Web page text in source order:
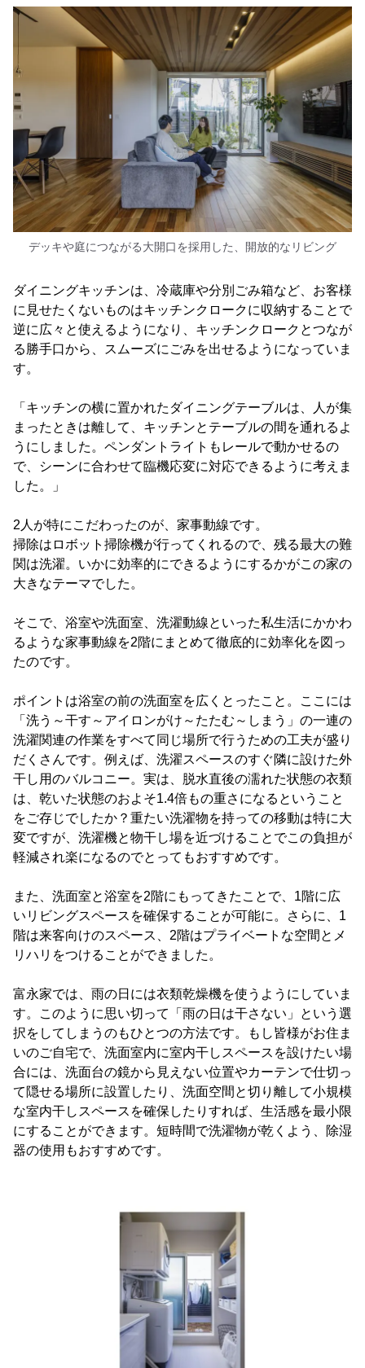
デッキや庭につながる大開口を採用した、開放的なリビング
ダイニングキッチンは、冷蔵庫や分別ごみ箱など、お客様
に見せたくないものはキッチンクロークに収納することで
逆に広々と使えるようになり、キッチンクロークとつなが
る勝手口から、スムーズにごみを出せるようになっていま
す。
「キッチンの横に置かれたダイニングテーブルは、人が集
まったときは離して、キッチンとテーブルの間を通れるよ
うにしました。ペンダントライトもレールで動かせるの
で、シーンに合わせて臨機応変に対応できるように考えま
した。」
2人が特にこだわったのが、家事動線です。
掃除はロボット掃除機が行ってくれるので、残る最大の難
関は洗濯。いかに効率的にできるようにするかがこの家の
大きなテーマでした。
そこで、浴室や洗面室、洗濯動線といった私生活にかかわ
るような家事動線を2階にまとめて徹底的に効率化を図っ
たのです。
ポイントは浴室の前の洗面室を広くとったこと。ここには
「洗う～干す～アイロンがけ～たたむ～しまう」の一連の
洗濯関連の作業をすべて同じ場所で行うための工夫が盛り
だくさんです。例えば、洗濯スペースのすぐ隣に設けた外
干し用のバルコニー。実は、脱水直後の濡れた状態の衣類
は、乾いた状態のおよそ1.4倍もの重さになるということ
をご存じでしたか？重たい洗濯物を持っての移動は特に大
変ですが、洗濯機と物干し場を近づけることでこの負担が
軽減され楽になるのでとってもおすすめです。
また、洗面室と浴室を2階にもってきたことで、1階に広
いリビングスペースを確保することが可能に。さらに、1
階は来客向けのスペース、2階はプライベートな空間とメ
リハリをつけることができました。
富永家では、雨の日には衣類乾燥機を使うようにしていま
す。このように思い切って「雨の日は干さない」という選
択をしてしまうのもひとつの方法です。もし皆様がお住ま
いのご自宅で、洗面室内に室内干しスペースを設けたい場
合には、洗面台の鏡から見えない位置やカーテンで仕切っ
て隠せる場所に設置したり、洗面空間と切り離して小規模
な室内干しスペースを確保したりすれば、生活感を最小限
にすることができます。短時間で洗濯物が乾くよう、除湿
器の使用もおすすめです。